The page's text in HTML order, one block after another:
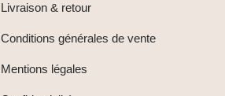
Livraison & retour
Conditions générales de vente
Mentions légales